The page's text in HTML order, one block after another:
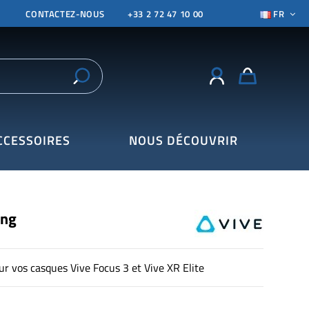
CONTACTEZ-NOUS +33 2 72 47 10 00 FR
NOUS DÉCOUVRIR
vos casques Vive Focus 3 et Vive XR Elite